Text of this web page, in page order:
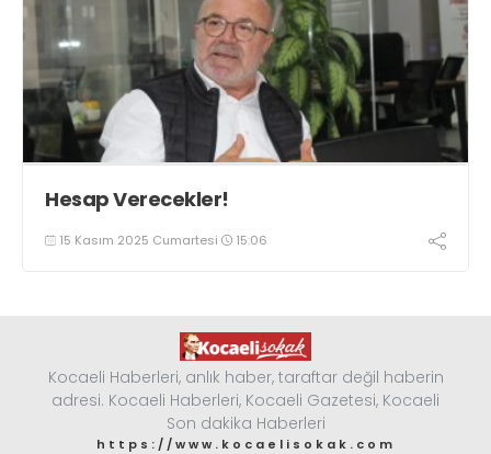
Hesap Verecekler!
15 Kasım 2025 Cumartesi 15:06
Kocaeli Haberleri, anlık haber, taraftar değil haberin
adresi. Kocaeli Haberleri, Kocaeli Gazetesi, Kocaeli
Son dakika Haberleri
https://www.kocaelisokak.com